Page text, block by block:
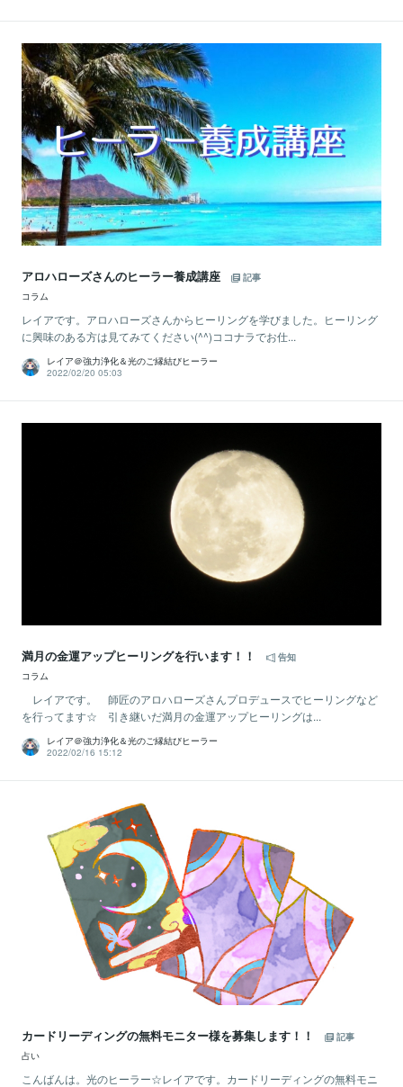
アロハローズさんのヒーラー養成講座
記事
コラム
レイアです。アロハローズさんからヒーリングを学びました。ヒーリング
に興味のある方は見てみてください(^^)ココナラでお仕...
レイア＠強力浄化＆光のご縁結びヒーラー
2022/02/20 05:03
満月の金運アップヒーリングを行います！！
告知
コラム
レイアです。 師匠のアロハローズさんプロデュースでヒーリングなど
を行ってます☆ 引き継いだ満月の金運アップヒーリングは...
レイア＠強力浄化＆光のご縁結びヒーラー
2022/02/16 15:12
カードリーディングの無料モニター様を募集します！！
記事
占い
こんばんは。光のヒーラー☆レイアです。カードリーディングの無料モニ